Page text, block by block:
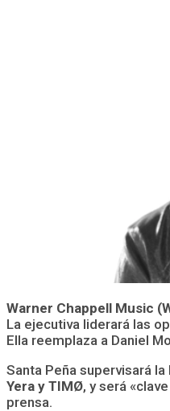
Warner Chappell Music
La ejecutiva liderará las
Ella reemplaza a Daniel
Santa Peña supervisará
Yera y TIMØ, y será
prensa.